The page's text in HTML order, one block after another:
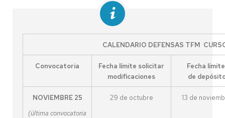
CALENDARIO DEFENSAS TFM
Convocatoria
Fecha límite solicitar
modificaciones
Fecha
de
NOVIEMBRE 25
(última convocatoria
29 de octubre 13 de